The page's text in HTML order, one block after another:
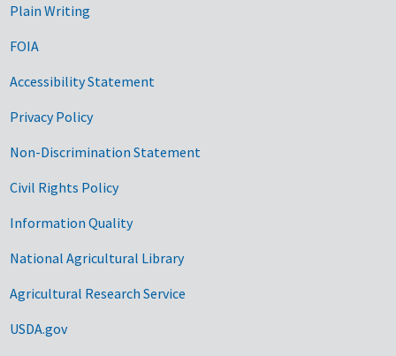
Plain Writing
FOIA
Accessibility Statement
Privacy Policy
Non-Discrimination Statement
Civil Rights Policy
Information Quality
National Agricultural Library
Agricultural Research Service
USDA.gov